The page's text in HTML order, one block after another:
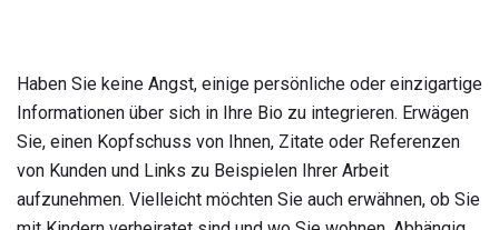
Haben Sie keine Angst, einige persönliche oder einzigartige
Informationen über sich in Ihre Bio zu integrieren. Erwägen
Sie, einen Kopfschuss von Ihnen, Zitate oder Referenzen
von Kunden und Links zu Beispielen Ihrer Arbeit
aufzunehmen. Vielleicht möchten Sie auch erwähnen, ob Sie